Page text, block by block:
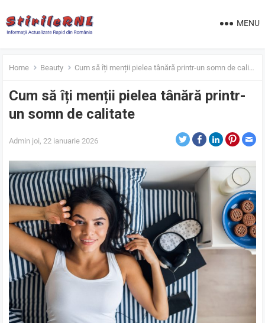
MENU
Home Beauty Cum să îți menții pielea tânără printr-un somn de calitate
Cum să îți menții pielea tânără printr-
un somn de calitate
Admin joi, 22 ianuarie 2026